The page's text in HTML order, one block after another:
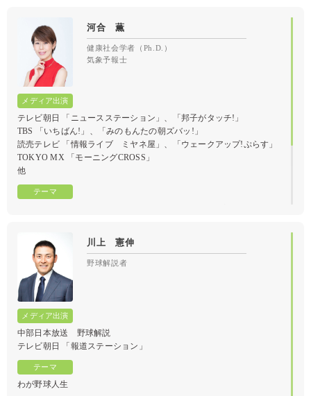
河合 薫
健康社会学者（Ph.D.）
気象予報士
テレビ朝日 「ニュースステーション」、「邦子がタッチ!」
TBS 「いちばん!」、「みのもんたの朝ズバッ!」
読売テレビ 「情報ライブ ミヤネ屋」、「ウェークアップ!ぷらす」
TOKYO MX 「モーニングCROSS」
他
川上 憲伸
野球解説者
中部日本放送 野球解説
テレビ朝日 「報道ステーション」
わが野球人生